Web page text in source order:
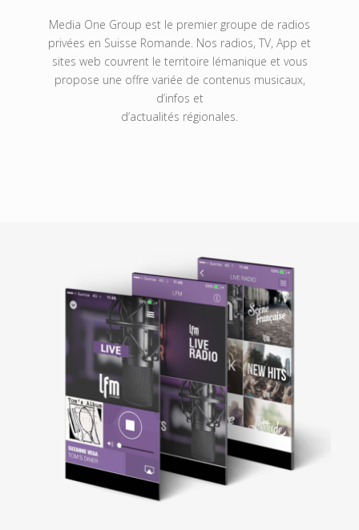
Media One Group est le premier groupe de radios
privées en Suisse Romande. Nos radios, TV, App et
sites web couvrent le territoire lémanique et vous
propose une offre variée de contenus musicaux,
d’infos et
d’actualités régionales.